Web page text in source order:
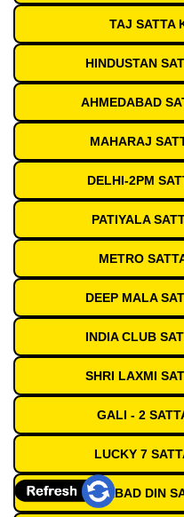
TAJ SATTA
HINDUSTAN
AHMEDABAD
MAHARAJ
DELHI-2PM
PATIYALA
METRO
DEEP MALA
INDIA CLUB
SHRI LAXMI
GALI - 2
LUCKY 7
GAZIABAD DIN